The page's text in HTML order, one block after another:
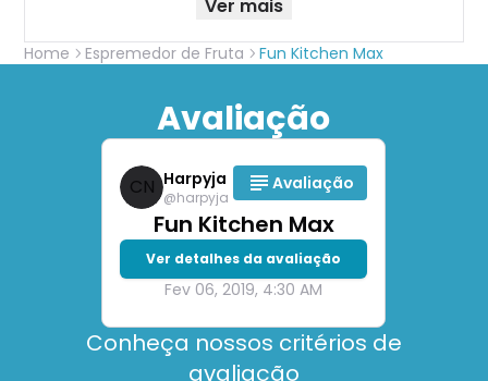
Ver mais
Home Espremedor de Fruta Fun Kitchen Max
Avaliação
CN Harpyja
@harpyja
Avaliação
Fun Kitchen Max
Ver detalhes da avaliação
Fev 06, 2019, 4:30 AM
Conheça nossos critérios de
avaliação